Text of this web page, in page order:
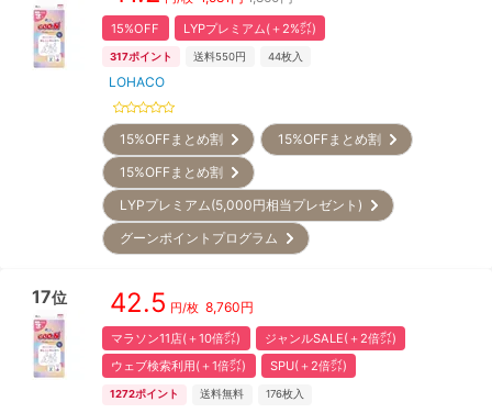
15%OFF LYPプレミアム(＋2%㌽)
317ポイント 送料550円 44枚入
LOHACO
15%OFFまとめ割
15%OFFまとめ割
15%OFFまとめ割
LYPプレミアム(5,000円相当プレゼント)
グーンポイントプログラム
17位 42.5 円/枚 8,760円
マラソン11店(＋10倍㌽)
ジャンルSALE(＋2倍㌽)
ウェブ検索利用(＋1倍㌽)
SPU(＋2倍㌽)
1272ポイント 送料無料 176枚入